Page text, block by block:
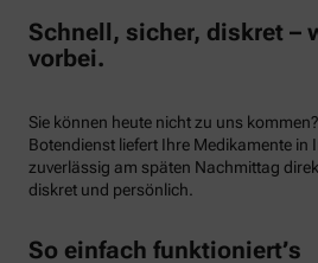
Schnell, sicher, diskret –
vorbei.
Sie können heute nicht zu uns
Botendienst liefert Ihre Medikamente
zuverlässig am späten Nachmittag
diskret und persönlich.
So einfach funktioniert’s